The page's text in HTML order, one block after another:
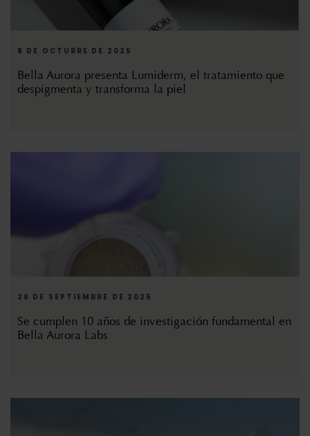
8 DE OCTUBRE DE 2025
Bella Aurora presenta Lumiderm, el tratamiento que
despigmenta y transforma la piel
26 DE SEPTIEMBRE DE 2025
Se cumplen 10 años de investigación fundamental en
Bella Aurora Labs